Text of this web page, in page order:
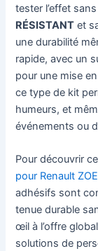
tester l’effet
RÉSISTANT et
une durabilité
rapide, avec un
pour une mise
ce type de kit
humeurs, et
événements ou
Pour découvrir
pour Renault ZOE
adhésifs sont
tenue durable
œil à l’offre
solutions de